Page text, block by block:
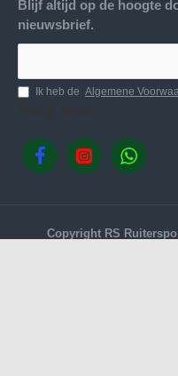
Blijf altijd op de hoogte
nieuwsbrief.
Ik heb de Algemene
Copyright RS